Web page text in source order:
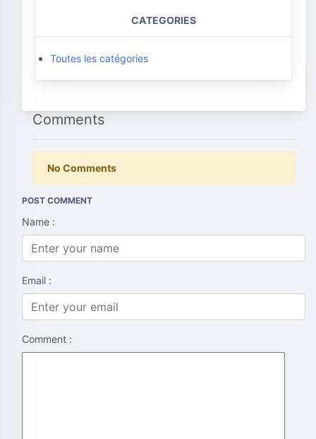
CATEGORIES
Toutes les catégories
Comments
No Comments
POST COMMENT
Name :
Email :
Comment :